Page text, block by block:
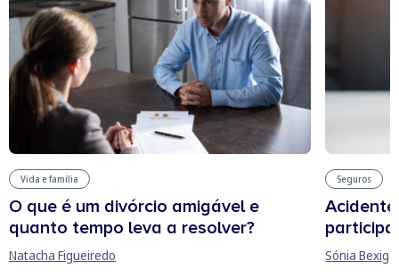
Vida e família
O que é um divórcio amigável e
quanto tempo leva a resolver?
Natacha Figueiredo
Seguros
Sónia Bexiga